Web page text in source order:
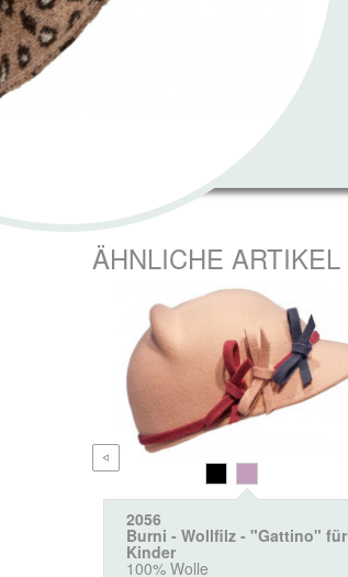
ÄHNLICHE ARTIKEL
2056
Burni - Wollfilz - "Gattino" für
Kinder
100% Wolle